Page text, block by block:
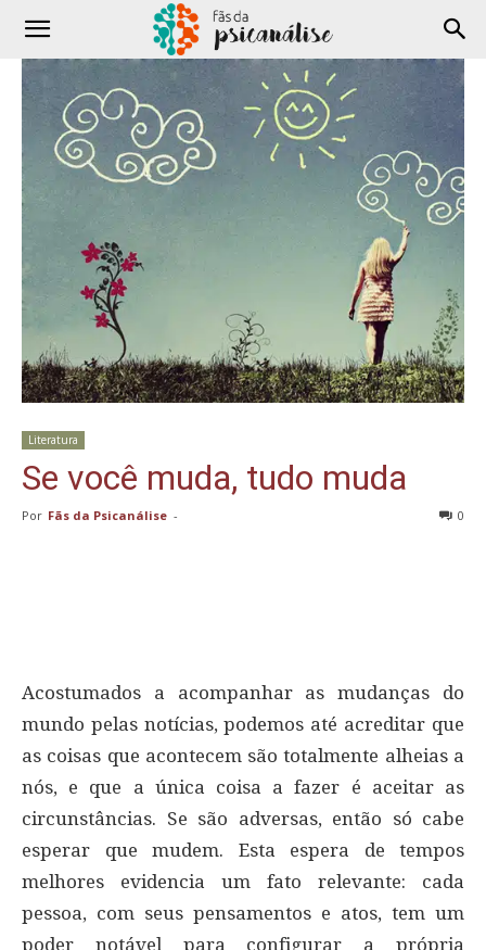
Literatura
Se você muda, tudo muda
Por Fãs da Psicanálise - 0
Acostumados a acompanhar as mudanças do
mundo pelas notícias, podemos até acreditar que
as coisas que acontecem são totalmente alheias a
nós, e que a única coisa a fazer é aceitar as
circunstâncias. Se são adversas, então só cabe
esperar que mudem. Esta espera de tempos
melhores evidencia um fato relevante: cada
pessoa, com seus pensamentos e atos, tem um
poder notável para configurar a própria